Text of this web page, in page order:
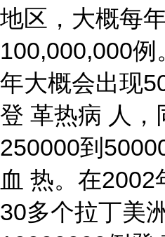
地区，大概每
100,000,000
年大概会出现
登 革热病 人，
250000到
血 热。在2002
30多个拉丁美